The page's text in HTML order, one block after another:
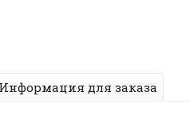
Информация для заказа